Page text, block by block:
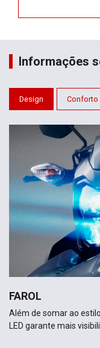
Informações
Design Conforto
FAROL
Além de somar ao
LED garante mais